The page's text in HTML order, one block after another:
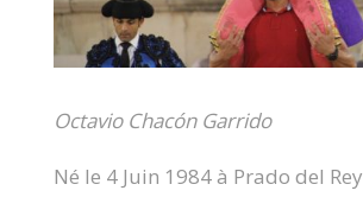
Octavio Chacón Garrido
Né le 4 Juin 1984 à Prado del Rey